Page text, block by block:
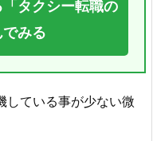
タクシー転職の
でみる
している事が少ない微